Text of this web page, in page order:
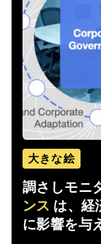
大きな絵
調さしモニ
ンス は、経
に影響を与